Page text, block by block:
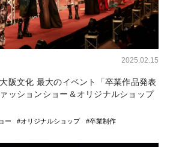
2025.02.15
阪文化 最大のイベント「卒業作品発表
ッションショー＆オリジナルショップ
ー #オリジナルショップ #卒業制作